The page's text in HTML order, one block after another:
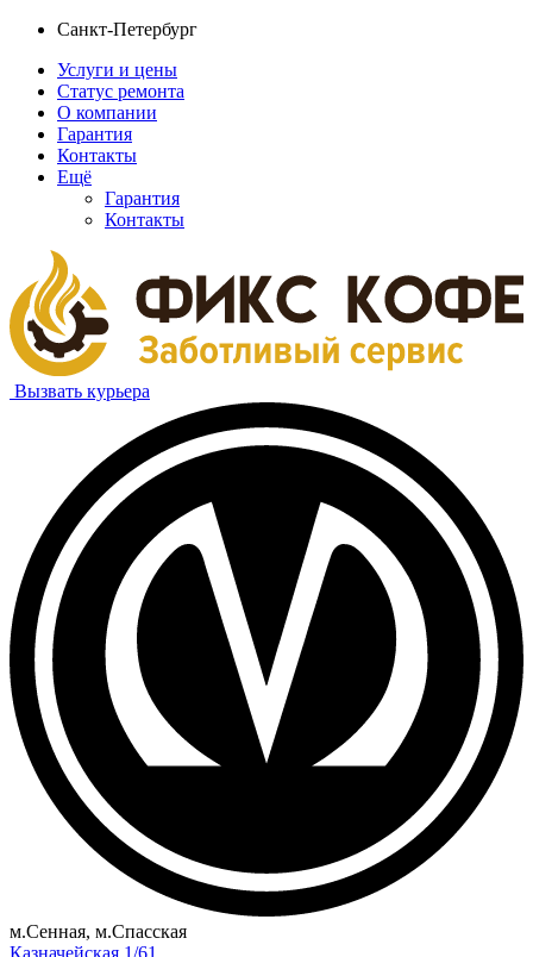
Санкт-Петербург
Услуги и цены
Статус ремонта
О компании
Гарантия
Контакты
Ещё
Гарантия
Контакты
Вызвать курьера
м.Сенная, м.Спасская
Казначейская 1/61